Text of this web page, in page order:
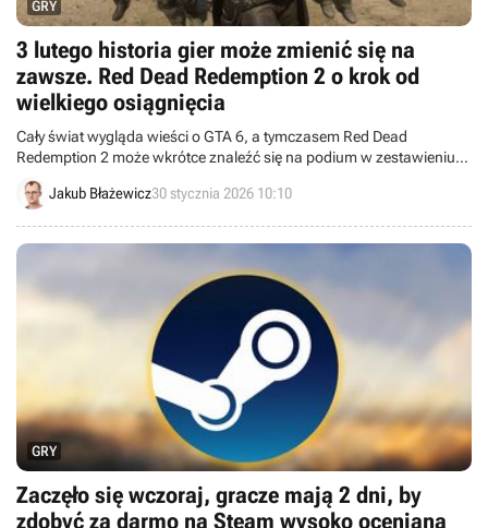
GRY
3 lutego historia gier może zmienić się na
zawsze. Red Dead Redemption 2 o krok od
wielkiego osiągnięcia
Cały świat wygląda wieści o GTA 6, a tymczasem Red Dead
Redemption 2 może wkrótce znaleźć się na podium w zestawieniu
największych bestsellerów w historii gier wideo.
Jakub Błażewicz30 stycznia 2026 10:10
GRY
Zaczęło się wczoraj, gracze mają 2 dni, by
zdobyć za darmo na Steam wysoko ocenianą